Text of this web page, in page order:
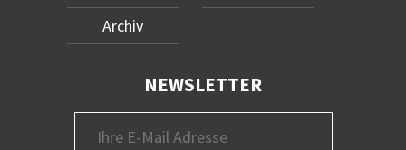
Archiv
NEWSLETTER